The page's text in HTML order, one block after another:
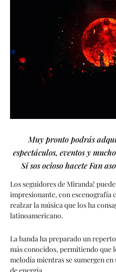
Muy pronto podrás
espectáculos, eventos y
Si sos ocioso hacete Fan
Los seguidores de Miranda!
impresionante, con escenografía
realzar la música que los ha
latinoamericano.
La banda ha preparado un
más conocidos, permitiendo que
melodía mientras se sumergen